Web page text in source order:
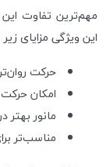
مهم‌ترین تفاوت
این ویژگی مزایای زیر
حرکت
امکان
مانور
مناسب‌تر